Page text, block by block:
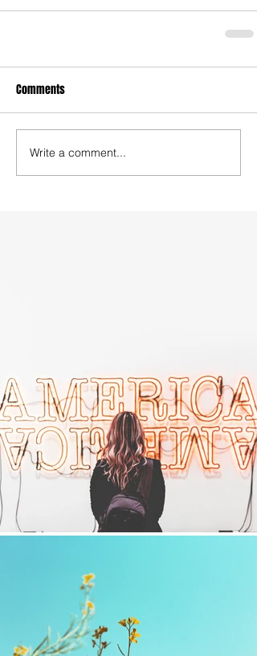
Comments
Write a comment...